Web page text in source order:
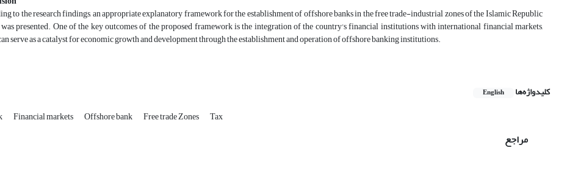
to the research findings, an appropriate explanatory framework for the establishment of offshore banks in the free trade-industrial zones of the Islamic Republic
presented. One of the key outcomes of the proposed framework is the integration of the country's financial institutions with international financial markets,
serve as a catalyst for economic growth and development through the establishment and operation of offshore banking institutions.
کلیدواژه‌ها English
Financial markets Offshore bank Free trade Zones Tax
مراجع